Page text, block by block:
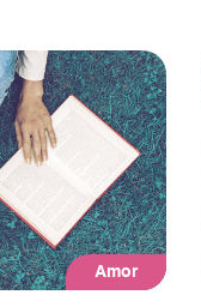
Amor